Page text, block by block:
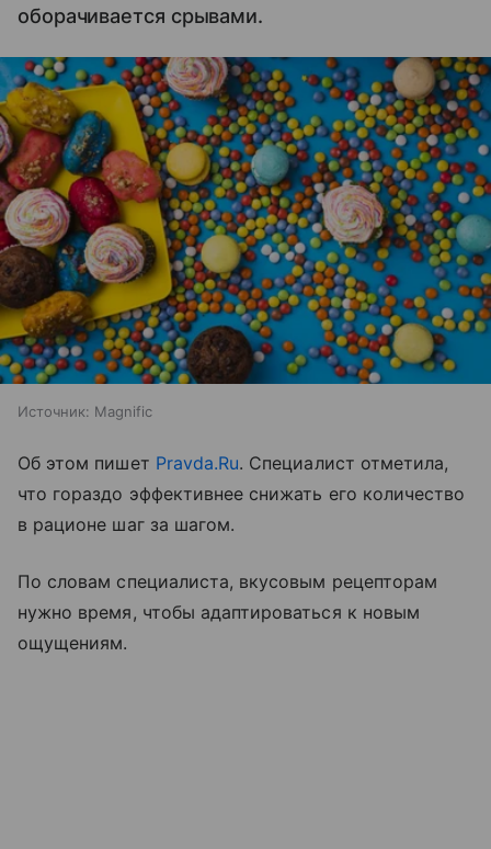
оборачивается срывами.
Источник: Magnific
Об этом пишет Pravda.Ru. Специалист отметила,
что гораздо эффективнее снижать его количество
в рационе шаг за шагом.
По словам специалиста, вкусовым рецепторам
нужно время, чтобы адаптироваться к новым
ощущениям.